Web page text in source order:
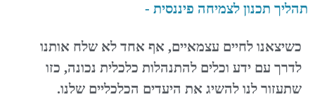
תהליך תכנון לצמיחה פיננסית -
כשיצאנו לחיים עצמאיים, אף אחד לא שלח אותנו
לדרך עם ידע וכלים להתנהלות כלכלית נכונה, כזו
שתעזור לנו להשיג את היעדים הכלכליים שלנו.